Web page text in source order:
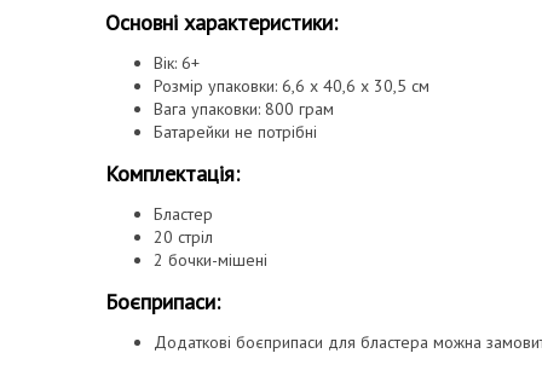
Основні характеристики:
Вік: 6+
Розмір упаковки: 6,6 х 40,6 х 30,5 см
Вага упаковки: 800 грам
Батарейки не потрібні
Комплектація:
Бластер
20 стріл
2 бочки-мішені
Боєприпаси:
Додаткові боєприпаси для бластера можна